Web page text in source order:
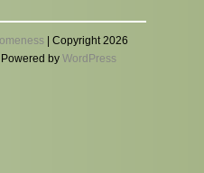
| Copyright 2026
by WordPress